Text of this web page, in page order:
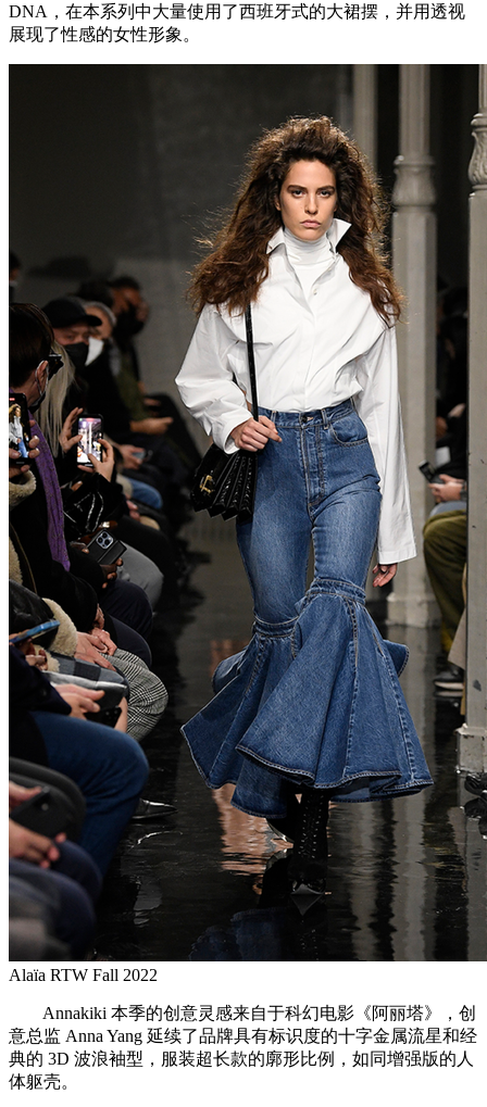
DNA，在本系列中大量使用了西班牙式的大裙摆，并用透视
展现了性感的女性形象。
Alaïa RTW Fall 2022
Annakiki 本季的创意灵感来自于科幻电影《阿丽塔》，创
意总监 Anna Yang 延续了品牌具有标识度的十字金属流星和经
典的 3D 波浪袖型，服装超长款的廓形比例，如同增强版的人
体躯壳。